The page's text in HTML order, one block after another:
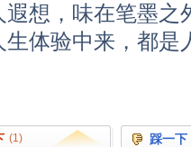
，味在笔墨之
体验中来，都是
(1) 踩一下